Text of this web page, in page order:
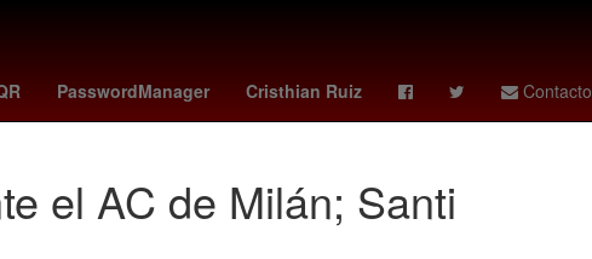
PasswordManager Cristhian Ruiz Contacto
frankenstein memes grito de independencia clima en hermosillo
el AC de Milán; Santi